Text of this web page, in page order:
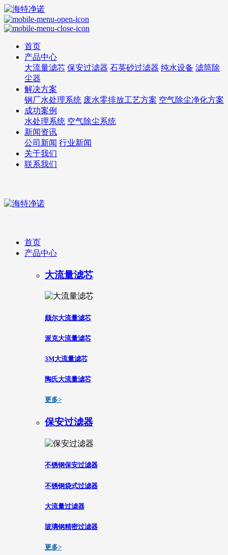
首页
产品中心
大流量滤芯 保安过滤器 石英砂过滤器 纯水设备 滤筒除
尘器
解决方案
钢厂水处理系统 废水零排放工艺方案 空气除尘净化方案
成功案例
水处理系统 空气除尘系统
新闻资讯
公司新闻 行业新闻
关于我们
联系我们
首页
产品中心
大流量滤芯
颇尔大流量滤芯
派克大流量滤芯
3M大流量滤芯
陶氏大流量滤芯
更多>
保安过滤器
不锈钢保安过滤器
不锈钢袋式过滤器
大流量过滤器
玻璃钢精密过滤器
更多>